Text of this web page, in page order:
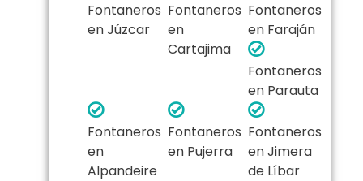
Fontaneros
en Júzcar
Fontaneros
en
Cartajima
Fontaneros
en Faraján
Fontaneros
en Parauta
Fontaneros
en
Alpandeire
Fontaneros
en Pujerra
Fontaneros
en Jimera
de Líbar